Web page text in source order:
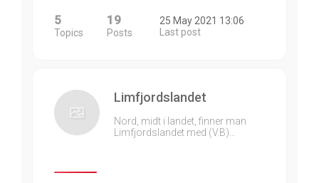
5
Topics
19
Posts
25 May 2021 13:06
Last post
Limfjordslandet
Nord, midt i landet, finner man
Limfjordslandet med (V.B)…